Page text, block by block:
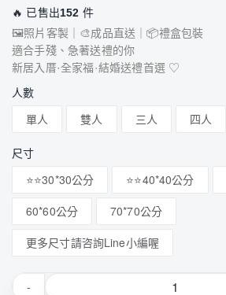
🔥 已售出152 件
🖼️照片客製｜🎨成品直送｜📦禮盒包裝
適合手殘、急著送禮的你
新居入厝·全家福·結婚送禮首選 ♡
人數
單人 雙人 三人 四人
尺寸
⭐⭐30*30公分 ⭐⭐40*40公分
60*60公分
70*70公分
更多尺寸請咨詢Line小編喔
-